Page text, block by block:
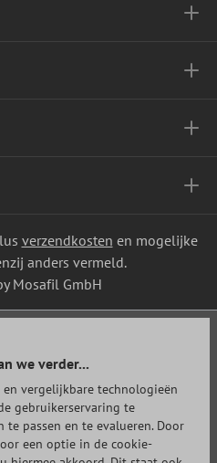
verzendkosten en mogelijke
anders vermeld.
Mosafil GmbH
we verder...
vergelijkbare technologieën
gebruikerservaring te
passen en te evalueren. Door
een optie in de cookie-